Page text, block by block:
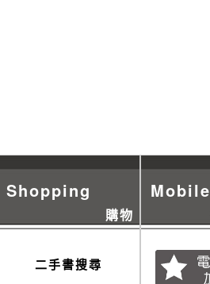
Shopping
購物
二手書搜尋
Mobile